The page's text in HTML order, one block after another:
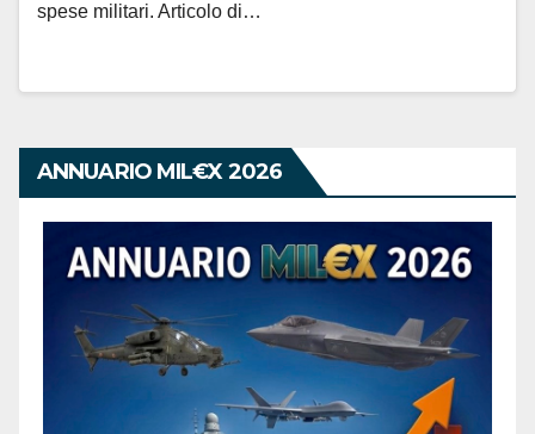
spese militari. Articolo di…
ANNUARIO MIL€X 2026